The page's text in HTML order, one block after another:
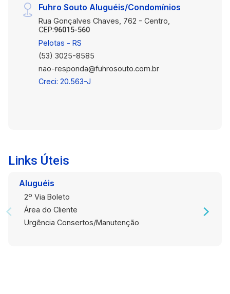
imóvel completo, bem localizado e pronto para
morar. Agende sua visita e venha conhecer.
Fuhro Souto Aluguéis/Condomínios
Rua Gonçalves Chaves, 762 - Centro,
CEP:96015-560
Pelotas - RS
(53) 3025-8585
nao-responda@fuhrosouto.com.br
Creci: 20.563-J
Links Úteis
Aluguéis
2º Via Boleto
Área do Cliente
Urgência Consertos/Manutenção